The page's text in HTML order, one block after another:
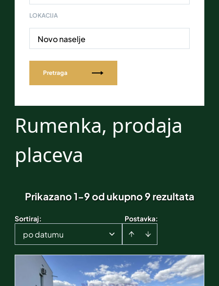
LOKACIJA
Novo naselje
Pretraga
Rumenka, prodaja
placeva
Prikazano 1-9 od ukupno 9 rezultata
Postavka:
Sortiraj:
po datumu